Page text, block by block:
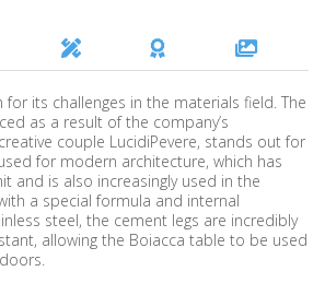
for its challenges in the materials field. The
as a result of the company’s
couple LucidiPevere, stands out for
for modern architecture, which has
and is also increasingly used in the
a special formula and internal
steel, the cement legs are incredibly
allowing the Boiacca table to be used